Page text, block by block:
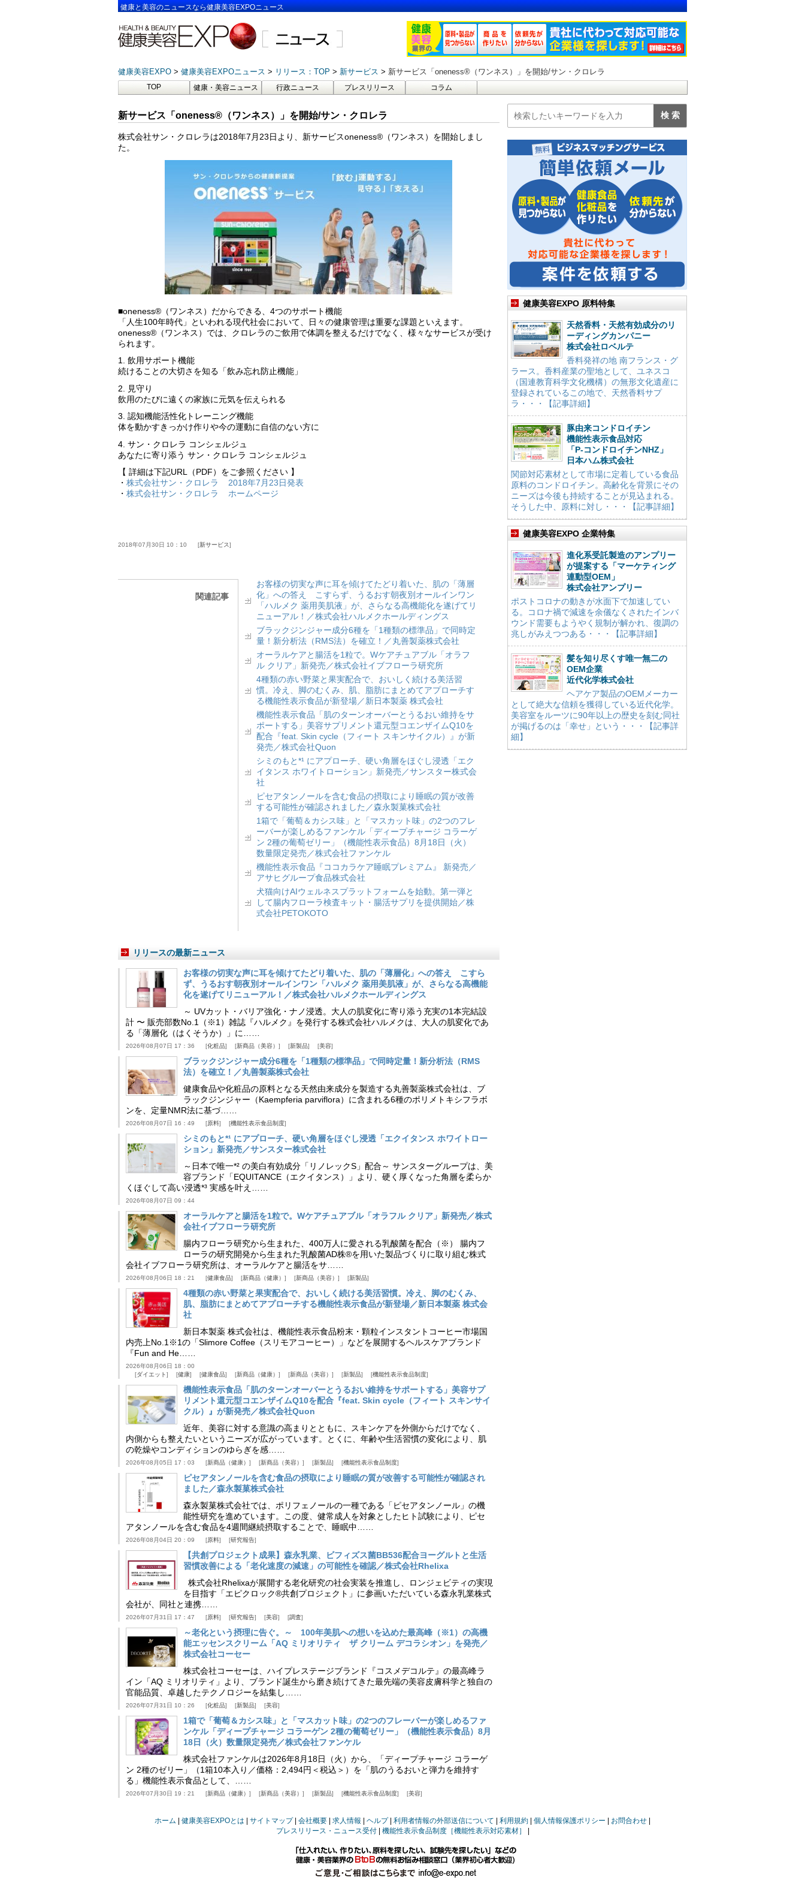
健康と美容のニュースなら健康美容EXPOニュース
健康美容EXPO 健康美容EXPOニュース リリース：TOP 新サービス 新サービス「oneness®（ワンネス）」を開始/サン・クロレラ
TOP 健康・美容ニュース 行政ニュース プレスリリース コラム
新サービス「oneness®（ワンネス）」を開始/サン・クロレラ
株式会社サン・クロレラは2018年7月23日より、新サービスoneness®（ワンネス）を開始しまし
た。
■oneness®（ワンネス）だからできる、4つのサポート機能
「人生100年時代」といわれる現代社会において、日々の健康管理は重要な課題といえます。
oneness®（ワンネス）では、クロレラのご飲用で体調を整えるだけでなく、様々なサービスが受け
られます。
1. 飲用サポート機能
続けることの大切さを知る「飲み忘れ防止機能」
2. 見守り
飲用のたびに遠くの家族に元気を伝えられる
3. 認知機能活性化トレーニング機能
体を動かすきっかけ作りや今の運動に自信のない方に
4. サン・クロレラ コンシェルジュ
あなたに寄り添う サン・クロレラ コンシェルジュ
【 詳細は下記URL（PDF）をご参照ください 】
・ 株式会社サン・クロレラ 2018年7月23日発表
・ 株式会社サン・クロレラ ホームページ
2018年07月30日 10：10 新サービス
関連記事
お客様の切実な声に耳を傾けてたどり着いた、肌の「薄層
化」への答え こすらず、うるおす朝夜別オールインワン
「ハルメク 薬用美肌液」が、さらなる高機能化を遂げてリ
ニューアル！／株式会社ハルメクホールディングス
ブラックジンジャー成分6種を「1種類の標準品」で同時定
量！新分析法（RMS法）を確立！／丸善製薬株式会社
オーラルケアと腸活を1粒で。Wケアチュアブル「オラフ
ル クリア」新発売／株式会社イブフローラ研究所
4種類の赤い野菜と果実配合で、おいしく続ける美活習
慣。冷え、脚のむくみ、肌、脂肪にまとめてアプローチす
る機能性表示食品が新登場／新日本製薬 株式会社
機能性表示食品「肌のターンオーバーとうるおい維持をサ
ポートする」美容サプリメント還元型コエンザイムQ10を
配合『feat. Skin cycle（フィート スキンサイクル）』が新
発売／株式会社Quon
シミのもと*¹ にアプローチ、硬い角層をほぐし浸透「エク
イタンス ホワイトローション」新発売／サンスター株式会
社
ピセアタンノールを含む食品の摂取により睡眠の質が改善
する可能性が確認されました／森永製菓株式会社
1箱で「葡萄＆カシス味」と「マスカット味」の2つのフレ
ーバーが楽しめるファンケル「ディープチャージ コラーゲ
ン 2種の葡萄ゼリー」（機能性表示食品）8月18日（火）
数量限定発売／株式会社ファンケル
機能性表示食品『ココカラケア睡眠プレミアム』 新発売／
アサヒグループ食品株式会社
犬猫向けAIウェルネスプラットフォームを始動。第一弾と
して腸内フローラ検査キット・腸活サプリを提供開始／株
式会社PETOKOTO
リリースの最新ニュース
お客様の切実な声に耳を傾けてたどり着いた、肌の「薄層化」への答え こすら
ず、うるおす朝夜別オールインワン「ハルメク 薬用美肌液」が、さらなる高機能
化を遂げてリニューアル！／株式会社ハルメクホールディングス
～ UVカット・バリア強化・ナノ浸透。大人の肌変化に寄り添う充実の1本完結設
計 〜 販売部数No.1（※1）雑誌『ハルメク』を発行する株式会社ハルメクは、大人の肌変化であ
る「薄層化（はくそうか）」に……
2026年08月07日 17：36 化粧品 新商品（美容） 新製品 美容
ブラックジンジャー成分6種を「1種類の標準品」で同時定量！新分析法（RMS
法）を確立！／丸善製薬株式会社
健康食品や化粧品の原料となる天然由来成分を製造する丸善製薬株式会社は、ブ
ラックジンジャー（Kaempferia parviflora）に含まれる6種のポリメトキシフラボ
ンを、定量NMR法に基づ……
2026年08月07日 16：49 原料 機能性表示食品制度
シミのもと*¹ にアプローチ、硬い角層をほぐし浸透「エクイタンス ホワイトロー
ション」新発売／サンスター株式会社
～日本で唯一*² の美白有効成分「リノレックS」配合～ サンスターグループは、美
容ブランド「EQUITANCE（エクイタンス）」より、硬く厚くなった角層を柔らか
くほぐして高い浸透*³ 実感を叶え……
2026年08月07日 09：44
オーラルケアと腸活を1粒で。Wケアチュアブル「オラフル クリア」新発売／株式
会社イブフローラ研究所
腸内フローラ研究から生まれた、400万人に愛される乳酸菌を配合（※） 腸内フ
ローラの研究開発から生まれた乳酸菌AD株®を用いた製品づくりに取り組む株式
会社イブフローラ研究所は、オーラルケアと腸活をサ……
2026年08月06日 18：21 健康食品 新商品（健康） 新商品（美容） 新製品
4種類の赤い野菜と果実配合で、おいしく続ける美活習慣。冷え、脚のむくみ、
肌、脂肪にまとめてアプローチする機能性表示食品が新登場／新日本製薬 株式会
社
新日本製薬 株式会社は、機能性表示食品粉末・顆粒インスタントコーヒー市場国
内売上No.1※1の「Slimore Coffee（スリモアコーヒー）」などを展開するヘルスケアブランド
『Fun and He……
2026年08月06日 18：00
ダイエット
健康 健康食品 新商品（健康） 新商品（美容） 新製品 機能性表示食品制度
機能性表示食品「肌のターンオーバーとうるおい維持をサポートする」美容サプ
リメント還元型コエンザイムQ10を配合『feat. Skin cycle（フィート スキンサイ
クル）』が新発売／株式会社Quon
近年、美容に対する意識の高まりとともに、スキンケアを外側からだけでなく、
内側からも整えたいというニーズが広がっています。とくに、年齢や生活習慣の変化により、肌
の乾燥やコンディションのゆらぎを感……
2026年08月05日 17：03 新商品（健康） 新商品（美容） 新製品 機能性表示食品制度
ピセアタンノールを含む食品の摂取により睡眠の質が改善する可能性が確認され
ました／森永製菓株式会社
森永製菓株式会社では、ポリフェノールの一種である「ピセアタンノール」の機
能性研究を進めています。この度、健常成人を対象としたヒト試験により、ピセ
アタンノールを含む食品を4週間継続摂取することで、睡眠中……
2026年08月04日 20：09 原料 研究報告
【共創プロジェクト成果】森永乳業、ビフィズス菌BB536配合ヨーグルトと生活
習慣改善による「老化速度の減速」の可能性を確認／株式会社Rhelixa
株式会社Rhelixaが展開する老化研究の社会実装を推進し、ロンジェビティの実現
を目指す「エピクロック®共創プロジェクト」に参画いただいている森永乳業株式
会社が、同社と連携……
2026年07月31日 17：47 原料 研究報告 美容 調査
～老化という摂理に告ぐ。～ 100年美肌への想いを込めた最高峰（※1）の高機
能エッセンスクリーム「AQ ミリオリティ ザ クリーム デコラシオン」を発売／
株式会社コーセー
株式会社コーセーは、ハイプレステージブランド『コスメデコルテ』の最高峰ラ
イン「AQ ミリオリティ」より、ブランド誕生から磨き続けてきた最先端の美容皮膚科学と独自の
官能品質、卓越したテクノロジーを結集し……
2026年07月31日 10：26 化粧品 新製品 美容
1箱で「葡萄＆カシス味」と「マスカット味」の2つのフレーバーが楽しめるファ
ンケル「ディープチャージ コラーゲン 2種の葡萄ゼリー」（機能性表示食品）8月
18日（火）数量限定発売／株式会社ファンケル
株式会社ファンケルは2026年8月18日（火）から、「ディープチャージ コラーゲ
ン 2種のゼリー」（1箱10本入り／価格：2,494円＜税込＞）を「肌のうるおいと弾力を維持す
る」機能性表示食品として、……
2026年07月30日 19：21 新商品（健康） 新商品（美容） 新製品 機能性表示食品制度 美容
健康美容EXPO 原料特集
天然香料・天然有効成分のリ
ーディングカンパニー
株式会社ロベルテ
香料発祥の地 南フランス・グ
ラース。香料産業の聖地として、ユネスコ
（国連教育科学文化機構）の無形文化遺産に
登録されているこの地で、天然香料サプ
ラ・・・【記事詳細】
豚由来コンドロイチン
機能性表示食品対応
「P-コンドロイチンNHZ」
日本ハム株式会社
関節対応素材として市場に定着している食品
原料のコンドロイチン。高齢化を背景にその
ニーズは今後も持続することが見込まれる。
そうした中、原料に対し・・・【記事詳細】
健康美容EXPO 企業特集
進化系受託製造のアンプリー
が提案する「マーケティング
連動型OEM」
株式会社アンプリー
ポストコロナの動きが水面下で加速してい
る。コロナ禍で減速を余儀なくされたインバ
ウンド需要もようやく規制が解かれ、復調の
兆しがみえつつある・・・【記事詳細】
髪を知り尽くす唯一無二の
OEM企業
近代化学株式会社
ヘアケア製品のOEMメーカー
として絶大な信頼を獲得している近代化学。
美容室をルーツに90年以上の歴史を刻む同社
が掲げるのは「幸せ」という・・・【記事詳
細】
ホーム 健康美容EXPOとは サイトマップ 会社概要 求人情報 ヘルプ 利用者情報の外部送信について 利用規約 個人情報保護ポリシー
お問合わせ
プレスリリース・ニュース受付
機能性表示食品制度［機能性表示対応素材］